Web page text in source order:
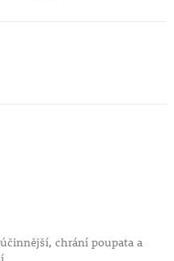
chrání poupata a